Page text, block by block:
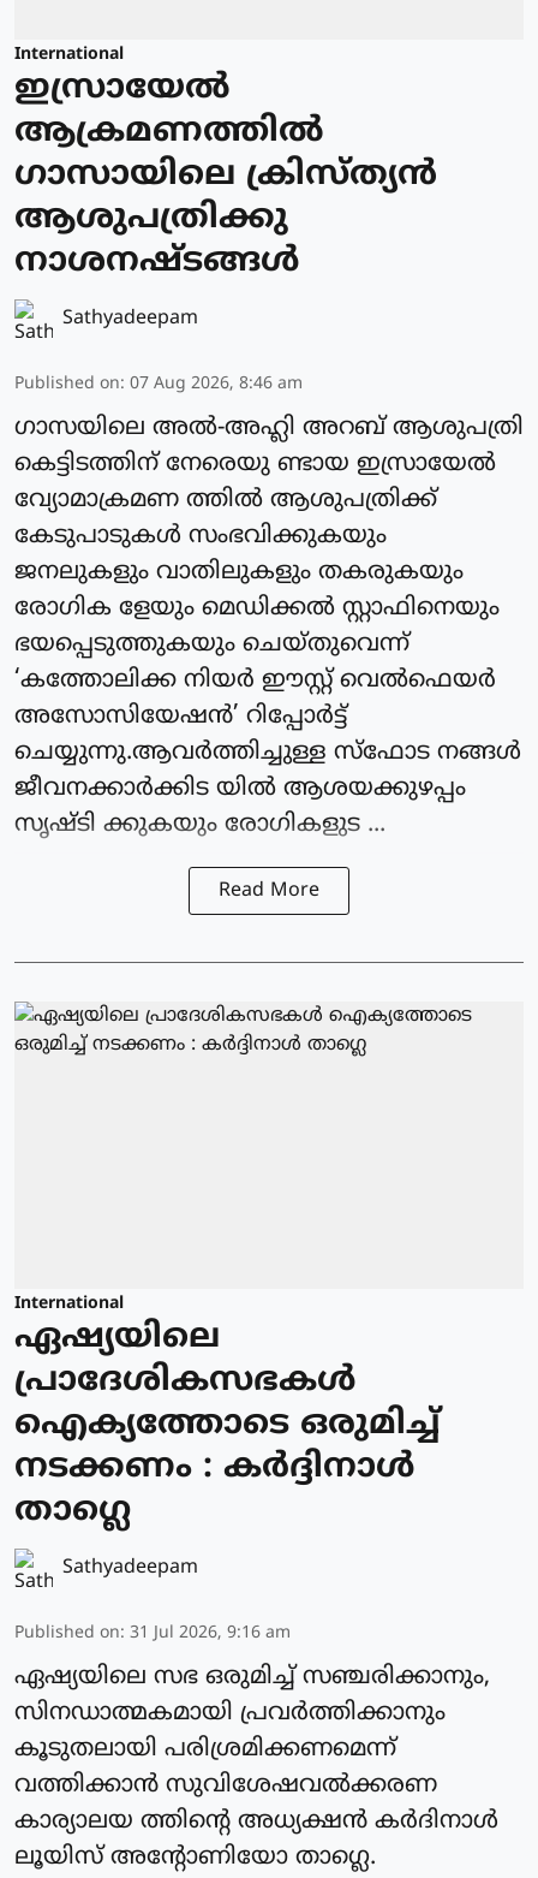
International
ഇസ്രായേല്‍
ആക്രമണത്തില്‍
ഗാസായിലെ ക്രിസ്ത്യന്‍
ആശുപത്രിക്കു
നാശനഷ്ടങ്ങള്‍
Sathyadeepam
Published on: 07 Aug 2026, 8:46 am
ഗാസയിലെ അല്‍-അഹ്ലി അറബ് ആശുപത്രി
കെട്ടിടത്തിന് നേരെയു ണ്ടായ ഇസ്രായേല്‍
വ്യോമാക്രമണ ത്തില്‍ ആശുപത്രിക്ക്
കേടുപാടുകള്‍ സംഭവിക്കുകയും
ജനലുകളും വാതിലുകളും തകരുകയും
രോഗിക ളേയും മെഡിക്കല്‍ സ്റ്റാഫിനെയും
ഭയപ്പെടുത്തുകയും ചെയ്തുവെന്ന്
‘കത്തോലിക്ക നിയര്‍ ഈസ്റ്റ് വെല്‍ഫെയര്‍
അസോസിയേഷന്‍’ റിപ്പോര്‍ട്ട്
ചെയ്യുന്നു.ആവര്‍ത്തിച്ചുള്ള സ്‌ഫോട നങ്ങള്‍
ജീവനക്കാര്‍ക്കിട യില്‍ ആശയക്കുഴപ്പം
സൃഷ്ടി ക്കുകയും രോഗികളുട ...
Read More
International
ഏഷ്യയിലെ
പ്രാദേശികസഭകള്‍
ഐക്യത്തോടെ ഒരുമിച്ച്
നടക്കണം : കര്‍ദ്ദിനാള്‍
താഗ്ലെ
Sathyadeepam
Published on: 31 Jul 2026, 9:16 am
ഏഷ്യയിലെ സഭ ഒരുമിച്ച് സഞ്ചരിക്കാനും,
സിനഡാത്മകമായി പ്രവര്‍ത്തിക്കാനും
കൂടുതലായി പരിശ്രമിക്കണമെന്ന്
വത്തിക്കാന്‍ സുവിശേഷവൽക്കരണ
കാര്യാലയ ത്തിന്റെ അധ്യക്ഷന്‍ കർദിനാള്‍
ലൂയിസ് അന്റോണിയോ താഗ്ലെ.